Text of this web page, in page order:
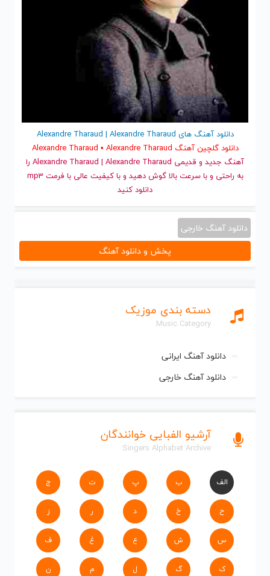
دسته بندی موزیک
Music Category
دانلود آهنگ ایرانی
دانلود آهنگ خارجی
آرشیو الفبایی خوانندگان
Singers Alphabet Archive
الف ب پ ت ج
ح خ د ر ز
س ش ع غ ف
ک گ ل م ن
دانلود آهنگ های Alexandre Tharaud | Alexandre Tharaud
دانلود گلچین آهنگ Alexandre Tharaud • Alexandre Tharaud
آهنگ جدید
و قدیمی Alexandre Tharaud | Alexandre Tharaud را
به راحتی و با سرعت بالا گوش دهید و با کیفیت عالی با فرمت mp3
دانلود کنید
دانلود آهنگ خارجی
پخش و دانلود آهنگ